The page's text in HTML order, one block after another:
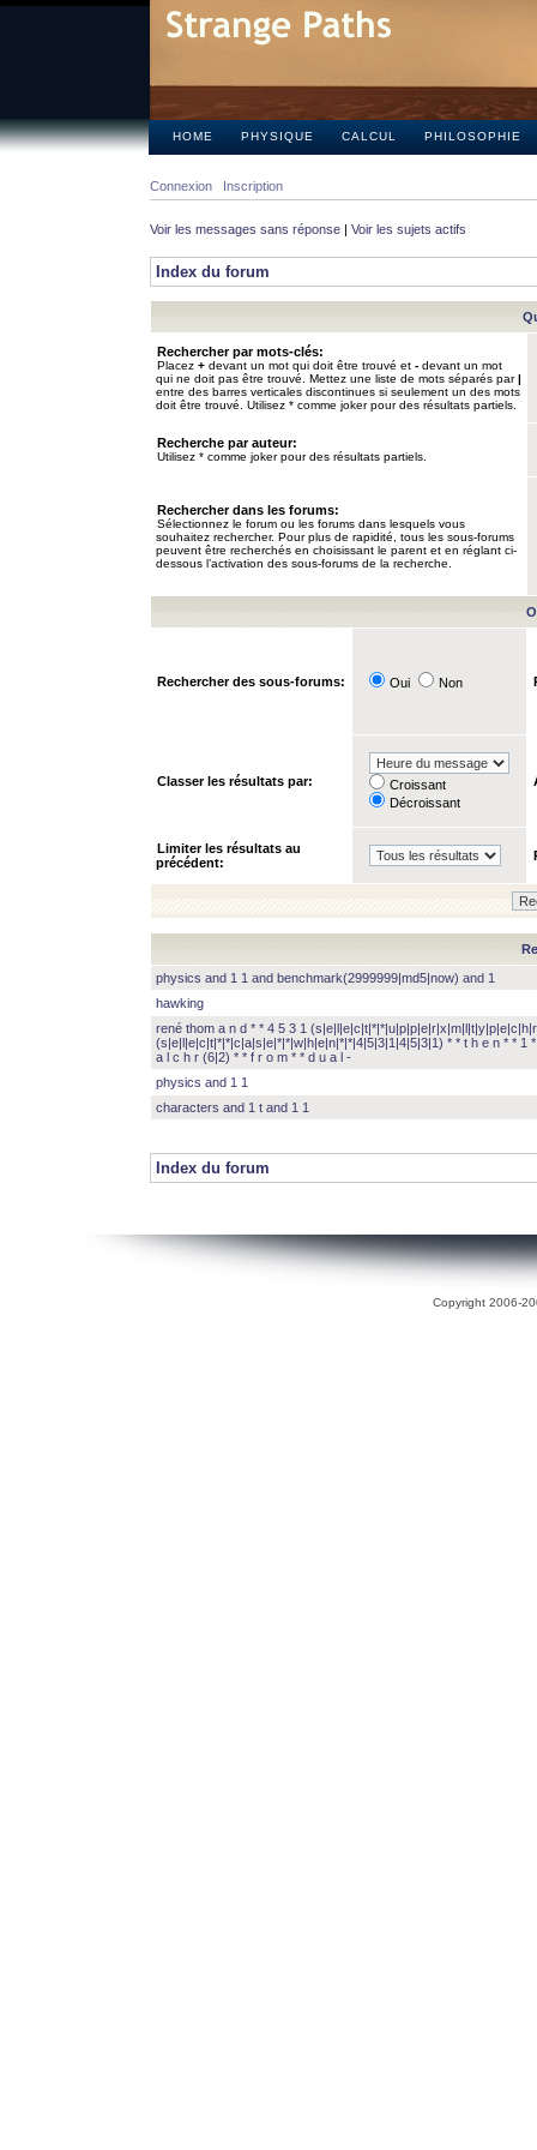
HOME PHYSIQUE CALCUL PHILOSOPHIE
Connexion Inscription
Voir les messages sans réponse | Voir les sujets actifs
Index du forum
Rechercher par mots-clés:
Placez + devant un mot qui doit être trouvé et - devant un mot
qui ne doit pas être trouvé. Mettez une liste de mots séparés par|
entre des barres verticales discontinues si seulement un des mots
doit être trouvé. Utilisez * comme joker pour des résultats partiels.
Recherche par auteur:
Utilisez * comme joker pour des résultats partiels.
Rechercher dans les forums:
Sélectionnez le forum ou les forums dans lesquels vous
souhaitez rechercher. Pour plus de rapidité, tous les sous-forums
peuvent être recherchés en choisissant le parent et en réglant ci-
dessous l’activation des sous-forums de la recherche.
Rechercher des sous-forums: Oui Non
Classer les résultats par:
Croissant
Décroissant
Limiter les résultats au
précédent:
physics and 1 1 and benchmark(2999999|md5|now) and 1
hawking
rené thom a n d * * 4 5 3 1
(s|e|l|e|c|t|*|*|c|a|s|e|*|*|w|h|e|n|*|*|4|5|3|1|4|5|3|1) * * t h e n * * 1
a l c h r (6|2) * * f r o m * * d u a l -
physics and 1 1
characters and 1 t and 1 1
Index du forum
Copyright 2006-